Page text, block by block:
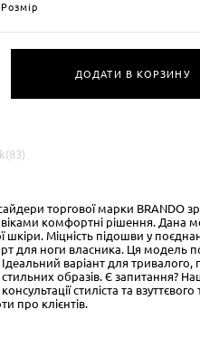
ДОДАТИ В КОРЗИНУ
торгової марки BRANDO
комфортні рішення. Дана
шкіри. Міцність підошви у
для ноги власника. Ця модель
варіант для тривалого,
образів. Є запитання?
стиліста та
про клієнтів.